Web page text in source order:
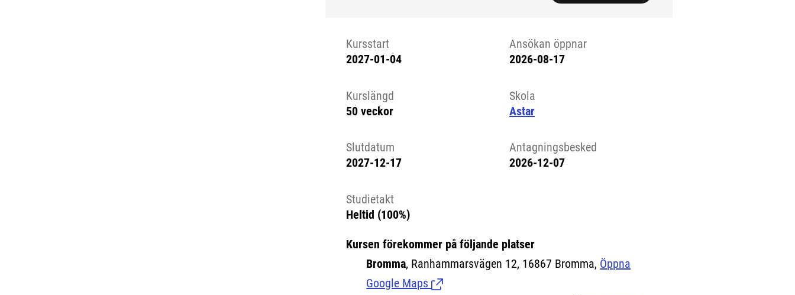
Kursstart
2027-01-04
Ansökan öppnar
2026-08-17
Kurslängd
50 veckor
Skola
Astar
Slutdatum
2027-12-17
Antagningsbesked
2026-12-07
Studietakt
Heltid (100%)
Kursen förekommer på följande platser
Bromma, Ranhammarsvägen 12, 16867 Bromma, Öppna
Google Maps(Länk till extern sida.)